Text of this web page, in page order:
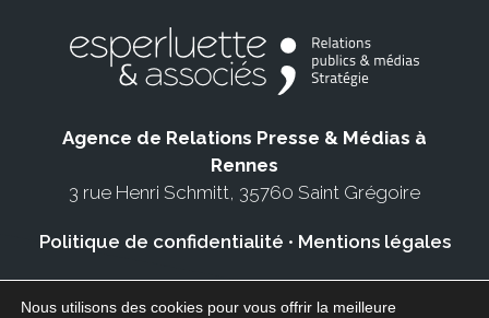
Agence de Relations Presse & Médias à
Rennes
3 rue Henri Schmitt, 35760 Saint Grégoire
Politique de confidentialité • Mentions légales
Nous utilisons des cookies pour vous offrir la meilleure